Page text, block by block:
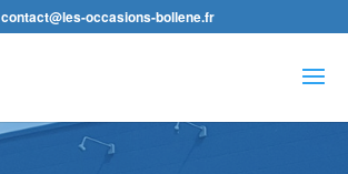
contact@les-occasions-bollene.fr